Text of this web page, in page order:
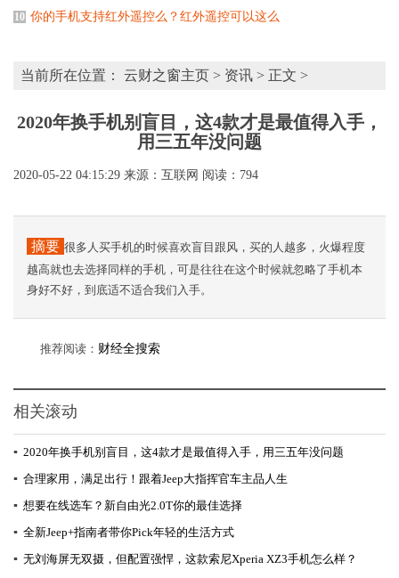
10 你的手机支持红外遥控么？红外遥控可以这么
当前所在位置： 云财之窗主页 > 资讯 > 正文 >
2020年换手机别盲目，这4款才是最值得入手，
用三五年没问题
2020-05-22 04:15:29 来源：互联网 阅读：794
摘要 很多人买手机的时候喜欢盲目跟风，买的人越多，火爆程度
越高就也去选择同样的手机，可是往往在这个时候就忽略了手机本
身好不好，到底适不适合我们入手。
推荐阅读： 财经全搜索
相关滚动
▪ 2020年换手机别盲目，这4款才是最值得入手，用三五年没问题
▪ 合理家用，满足出行！跟着Jeep大指挥官车主品人生
▪ 想要在线选车？新自由光2.0T你的最佳选择
▪ 全新Jeep+指南者带你Pick年轻的生活方式
▪ 无刘海屏无双摄，但配置强悍，这款索尼Xperia XZ3手机怎么样？